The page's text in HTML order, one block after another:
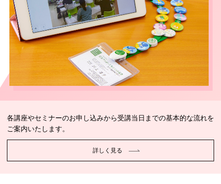
各講座やセミナーのお申し込みから受講当日までの基本的な流れを
ご案内いたします。
詳しく見る